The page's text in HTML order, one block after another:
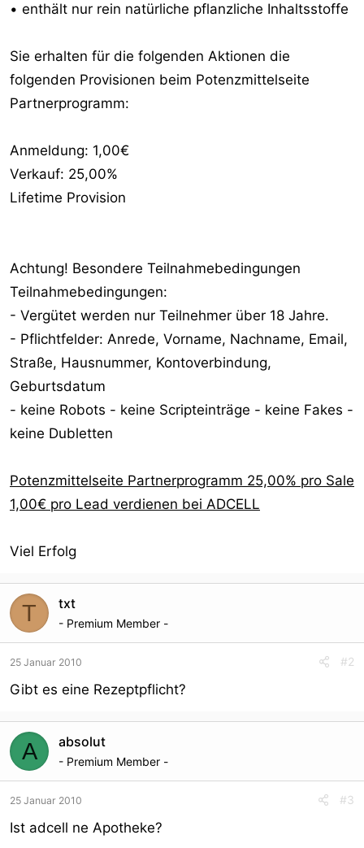
• enthält nur rein natürliche pflanzliche Inhaltsstoffe
Sie erhalten für die folgenden Aktionen die
folgenden Provisionen beim Potenzmittelseite
Partnerprogramm:
Anmeldung: 1,00€
Verkauf: 25,00%
Lifetime Provision
Achtung! Besondere Teilnahmebedingungen
Teilnahmebedingungen:
- Vergütet werden nur Teilnehmer über 18 Jahre.
- Pflichtfelder: Anrede, Vorname, Nachname, Email,
Straße, Hausnummer, Kontoverbindung,
Geburtsdatum
- keine Robots - keine Scripteinträge - keine Fakes -
keine Dubletten
Potenzmittelseite Partnerprogramm 25,00% pro Sale
1,00€ pro Lead verdienen bei ADCELL
Viel Erfolg
T txt
- Premium Member -
25 Januar 2010 #2
Gibt es eine Rezeptpflicht?
A absolut
- Premium Member -
25 Januar 2010 #3
Ist adcell ne Apotheke?